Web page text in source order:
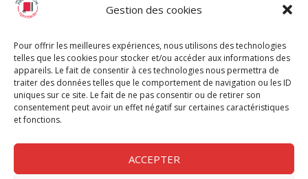
Gestion des cookies
Pour offrir les meilleures expériences, nous utilisons des technologies
telles que les cookies pour stocker et/ou accéder aux informations des
appareils. Le fait de consentir à ces technologies nous permettra de
traiter des données telles que le comportement de navigation ou les ID
uniques sur ce site. Le fait de ne pas consentir ou de retirer son
consentement peut avoir un effet négatif sur certaines caractéristiques
et fonctions.
ACCEPTER
Chèque Intermittents
Chèque Compta
Chèque Emploi Spectacle
G-Pods
Profession Audio-visuel